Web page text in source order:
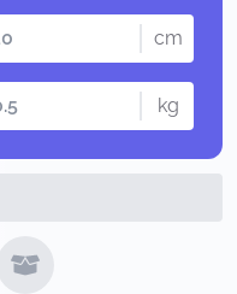
cm
kg